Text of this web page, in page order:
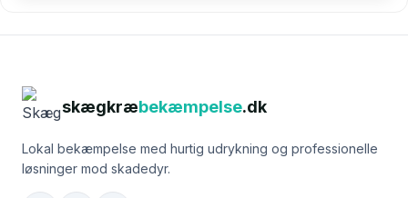
skægkræbekæmpelse.dk
Lokal bekæmpelse med hurtig udrykning og professionelle
løsninger mod skadedyr.